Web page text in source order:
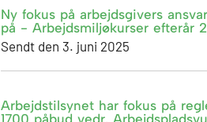
Ny fokus på arbejdsgivers
på - Arbejdsmiljøkurser efterår
Sendt den 3. juni 2025
Arbejdstilsynet har fokus på